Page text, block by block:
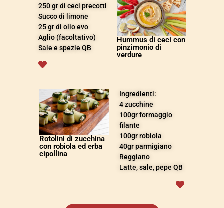
250 gr di ceci precotti
Succo di limone
25 gr di olio evo
Aglio (facoltativo)
Sale e spezie QB
Hummus di ceci con
pinzimonio di
verdure
Rotolini di zucchina
con robiola ed erba
cipollina
Ingredienti:
4zucchine
100grformaggio
filante
100gr robiola
40grparmigiano
Reggiano
Latte, sale, pepe QB